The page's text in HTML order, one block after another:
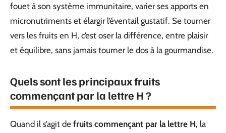
fouet à son système immunitaire, varier ses apports en
micronutriments et élargir l’éventail gustatif. Se tourner
vers les fruits en H, c’est oser la différence, entre plaisir
et équilibre, sans jamais tourner le dos à la gourmandise.
Quels sont les principaux fruits
commençant par la lettre H ?
Quand il s’agit de fruits commençant par la lettre H, la